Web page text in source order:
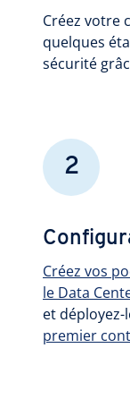
Créez votre
quelques
sécurité
2
Créez vos
le Data
et déployez-
premier